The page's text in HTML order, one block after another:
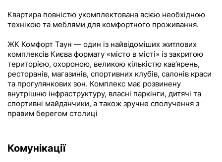
Квартира повністю укомплектована всією необхідною
технікою та меблями для комфортного проживання.
ЖК Комфорт Таун — один із найвідоміших житлових
комплексів Києва формату «місто в місті» із закритою
територією, охороною, великою кількістю кав’ярень,
ресторанів, магазинів, спортивних клубів, салонів краси
та прогулянкових зон. Комплекс має розвинену
внутрішню інфраструктуру, власні паркінги, дитячі та
спортивні майданчики, а також зручне сполучення з
правим берегом столиці
Комунікації